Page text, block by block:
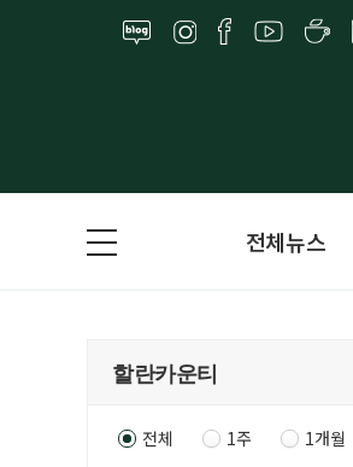
전체뉴스
전체 1주 1개월